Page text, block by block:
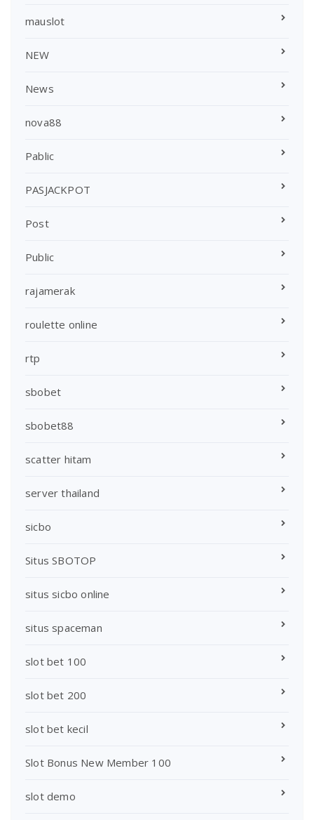
mauslot
NEW
News
nova88
Pablic
PASJACKPOT
Post
Public
rajamerak
roulette online
rtp
sbobet
sbobet88
scatter hitam
server thailand
sicbo
Situs SBOTOP
situs sicbo online
situs spaceman
slot bet 100
slot bet 200
slot bet kecil
Slot Bonus New Member 100
slot demo